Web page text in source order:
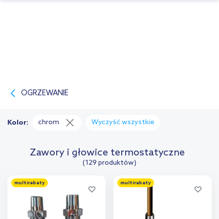
OGRZEWANIE
Zawory i głowice termostatyczne
(129 produktów)
Kolor: chrom Wyczyść wszystkie
multirabaty multirabaty